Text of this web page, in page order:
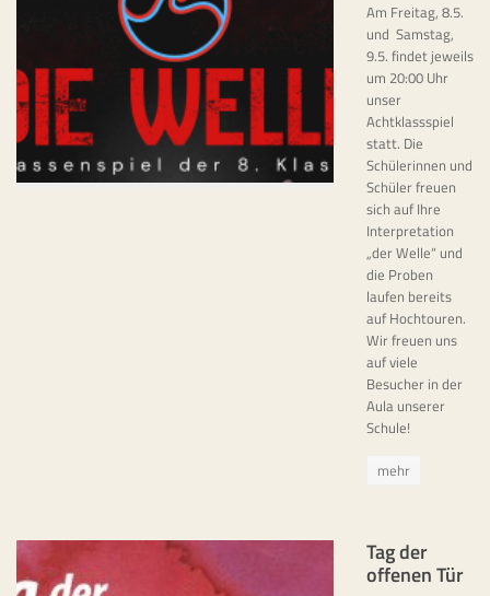
Am Freitag, 8.5.
und Samstag,
9.5. findet jeweils
um 20:00 Uhr
unser
Achtklassspiel
statt. Die
Schülerinnen und
Schüler freuen
sich auf Ihre
Interpretation
„der Welle“ und
die Proben
laufen bereits
auf Hochtouren.
Wir freuen uns
auf viele
Besucher in der
Aula unserer
Schule!
mehr
Tag der
offenen Tür